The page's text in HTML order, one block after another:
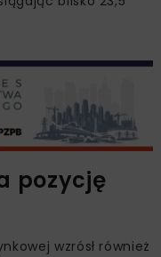
pozycję
wzrósł również